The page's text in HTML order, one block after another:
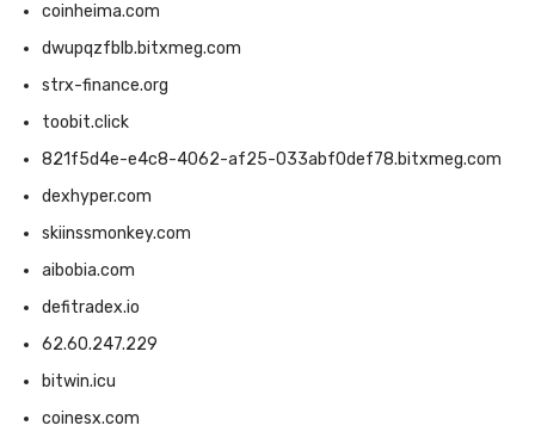
coinheima.com
dwupqzfblb.bitxmeg.com
strx-finance.org
toobit.click
821f5d4e-e4c8-4062-af25-033abf0def78.bitxmeg.com
dexhyper.com
skiinssmonkey.com
aibobia.com
defitradex.io
62.60.247.229
bitwin.icu
coinesx.com